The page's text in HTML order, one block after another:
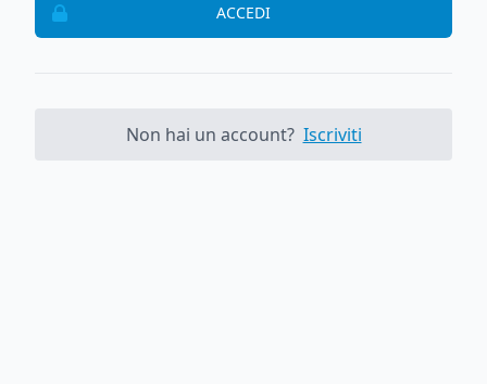
ACCEDI
Non hai un account? Iscriviti